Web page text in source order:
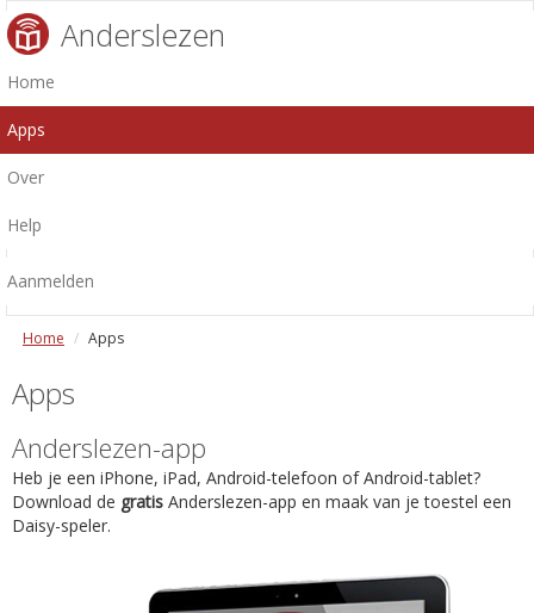
Anderslezen
Home
Apps
Over
Help
Aanmelden
Home Apps
Apps
Anderslezen-app
Heb je een iPhone, iPad, Android-telefoon of Android-tablet?
Download de gratis Anderslezen-app en maak van je toestel een
Daisy-speler.